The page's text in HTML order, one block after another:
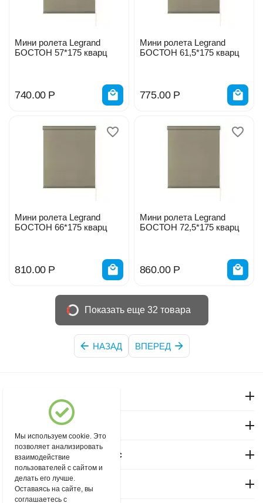
Мини ролета Legrand
БОСТОН 57*175 кварц
740.00 Р
Мини ролета Legrand
БОСТОН 61,5*175 кварц
775.00 Р
Мини ролета Legrand
БОСТОН 66*175 кварц
810.00 Р
Мини ролета Legrand
БОСТОН 72,5*175 кварц
860.00 Р
Показать еще 32 товара
НАЗАД ВПЕРЕД
Магазин "Северный"
Покупательский сервис
Контакты
Мы используем cookie. Это
позволяет анализировать
взаимодействие
пользователей с сайтом и
делать его лучше.
Оставаясь на сайте, вы
соглашаетесь с